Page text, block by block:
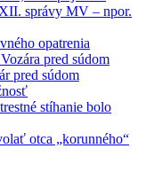
správy MV – npor.
opatrenia
pred súdom
pred súdom
stíhanie bolo
otca „korunného“